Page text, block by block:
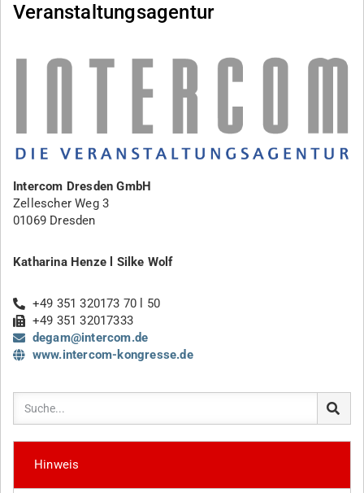
Veranstaltungsagentur
Intercom Dresden GmbH
Zellescher Weg 3
01069 Dresden
Katharina Henze l Silke Wolf
+49 351 320173 70 l 50
+49 351 32017333
degam@intercom.de
www.intercom-kongresse.de
Hinweis